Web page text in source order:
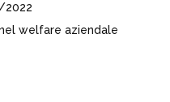
welfare aziendale